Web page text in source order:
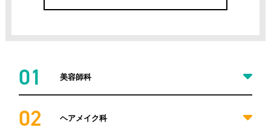
01 美容師科
02 ヘアメイク科